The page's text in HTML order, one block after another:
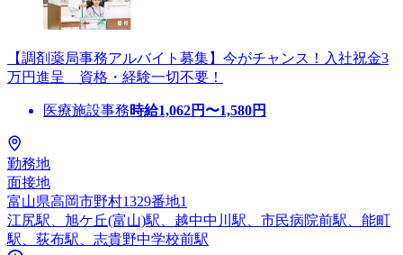
【調剤薬局事務アルバイト募集】今がチャンス！入社祝金3
万円進呈 資格・経験一切不要！
医療施設事務時給1,062円〜1,580円
勤務地
面接地
富山県高岡市野村1329番地1
江尻駅、旭ケ丘(富山)駅、越中中川駅、市民病院前駅、能町
駅、荻布駅、志貴野中学校前駅